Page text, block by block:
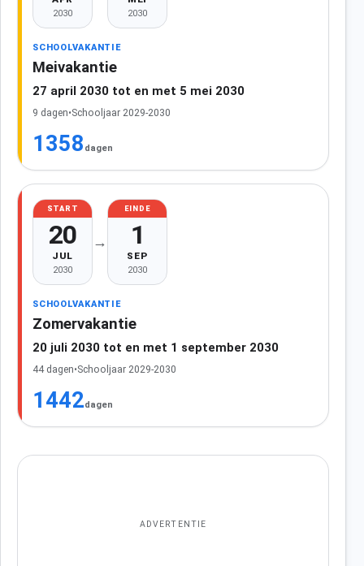
2030 2030
SCHOOLVAKANTIE
Meivakantie
27 april 2030 tot en met 5 mei 2030
9 dagen•Schooljaar 2029-2030
1358 dagen
START
20
JUL
2030
→
EINDE
1
SEP
2030
SCHOOLVAKANTIE
Zomervakantie
20 juli 2030 tot en met 1 september 2030
44 dagen•Schooljaar 2029-2030
1442dagen
ADVERTENTIE